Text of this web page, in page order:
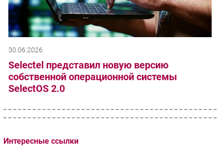
30.06.2026
Selectel представил новую версию
собственной операционной системы
SelectOS 2.0
Интересные ссылки